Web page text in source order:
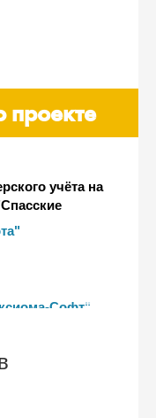
проекте
учёта на
Софт"